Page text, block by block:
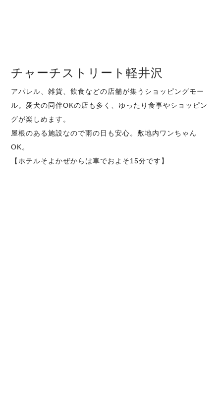
チャーチストリート軽井沢
アパレル、雑貨、飲食などの店舗が集うショッピングモー
ル。愛犬の同伴OKの店も多く、ゆったり食事やショッピン
グが楽しめます。
屋根のある施設なので雨の日も安心。敷地内ワンちゃん
OK。
【ホテルそよかぜからは車でおよそ15分です】